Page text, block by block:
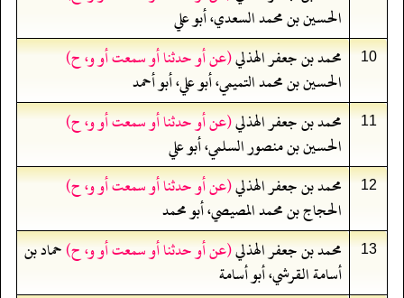
الحسين بن محمد السعدي، أبو علي
10 محمد بن جعفر الهذلي(عن أو حدثنا أو سمعت أو و، ح)
الحسين بن محمد التميمي، أبو علي، أبو أحمد
11 محمد بن جعفر الهذلي(عن أو حدثنا أو سمعت أو و، ح)
الحسين بن منصور السلمي، أبو علي
12 محمد بن جعفر الهذلي(عن أو حدثنا أو سمعت أو و، ح)
الحجاج بن محمد المصيصي، أبو محمد
13 محمد بن جعفر الهذلي(عن أو حدثنا أو سمعت أو و، ح)حماد بن
أسامة القرشي، أبو أسامة